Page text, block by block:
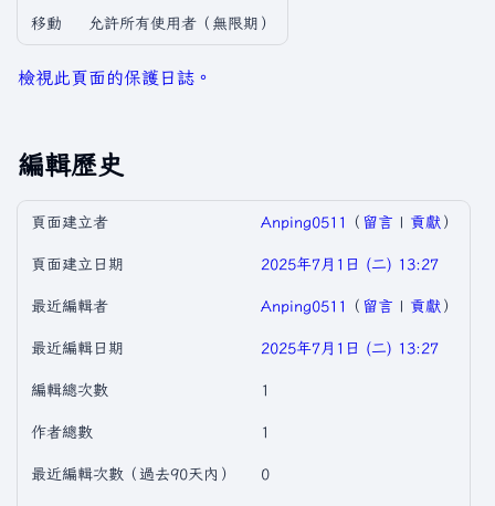
移動 允許所有使用者​（無限期）
檢視此頁面的保護日誌。
編輯歷史
頁面建立者 Anping0511 （ 留言 | 貢獻 ）
頁面建立日期 2025年7月1日 (二) 13:27
最近編輯者 Anping0511 （ 留言 | 貢獻 ）
最近編輯日期 2025年7月1日 (二) 13:27
編輯總次數 1
作者總數 1
最近編輯次數（過去90天內） 0